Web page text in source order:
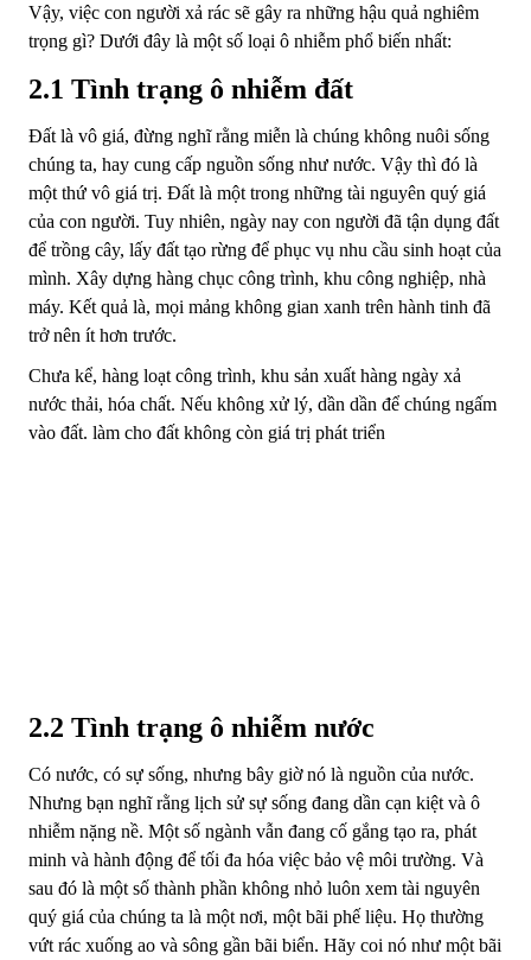
Vậy, việc con người xả rác sẽ gây ra những hậu quả nghiêm
trọng gì? Dưới đây là một số loại ô nhiễm phổ biến nhất:
2.1 Tình trạng ô nhiễm đất
Đất là vô giá, đừng nghĩ rằng miễn là chúng không nuôi sống
chúng ta, hay cung cấp nguồn sống như nước. Vậy thì đó là
một thứ vô giá trị. Đất là một trong những tài nguyên quý giá
của con người. Tuy nhiên, ngày nay con người đã tận dụng đất
để trồng cây, lấy đất tạo rừng để phục vụ nhu cầu sinh hoạt của
mình. Xây dựng hàng chục công trình, khu công nghiệp, nhà
máy. Kết quả là, mọi mảng không gian xanh trên hành tinh đã
trở nên ít hơn trước.
Chưa kể, hàng loạt công trình, khu sản xuất hàng ngày xả
nước thải, hóa chất. Nếu không xử lý, dần dần để chúng ngấm
vào đất. làm cho đất không còn giá trị phát triển
2.2 Tình trạng ô nhiễm nước
Có nước, có sự sống, nhưng bây giờ nó là nguồn của nước.
Nhưng bạn nghĩ rằng lịch sử sự sống đang dần cạn kiệt và ô
nhiễm nặng nề. Một số ngành vẫn đang cố gắng tạo ra, phát
minh và hành động để tối đa hóa việc bảo vệ môi trường. Và
sau đó là một số thành phần không nhỏ luôn xem tài nguyên
quý giá của chúng ta là một nơi, một bãi phế liệu. Họ thường
vứt rác xuống ao và sông gần bãi biển. Hãy coi nó như một bãi